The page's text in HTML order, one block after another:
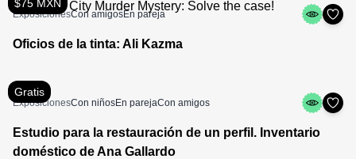
$75 MXN
ExposicionesCon amigosEn pareja
Oficios de la tinta: Ali Kazma
Gratis
ExposicionesCon niñosEn parejaCon amigos
Estudio para la restauración de un perfil. Inventario
doméstico de Ana Gallardo